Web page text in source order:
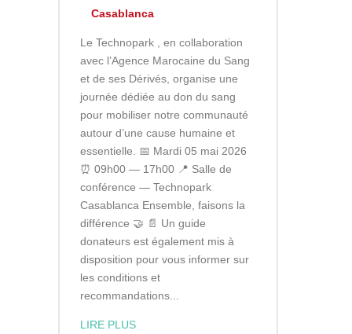
Casablanca
Le Technopark , en collaboration
avec l’Agence Marocaine du Sang
et de ses Dérivés, organise une
journée dédiée au don du sang
pour mobiliser notre communauté
autour d’une cause humaine et
essentielle. 📅 Mardi 05 mai 2026
⏰ 09h00 — 17h00 📍 Salle de
conférence — Technopark
Casablanca Ensemble, faisons la
différence 🤝 📄 Un guide
donateurs est également mis à
disposition pour vous informer sur
les conditions et
recommandations...
LIRE PLUS